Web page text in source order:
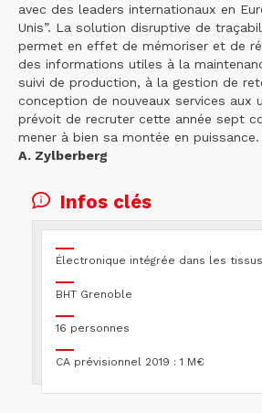
avec des leaders internationaux en
Unis”. La solution disruptive de
permet en effet de mémoriser et de
des informations utiles à la
suivi de production, à la gestion de
conception de nouveaux services aux
prévoit de recruter cette année sept
mener à bien sa montée en puissance.
A. Zylberberg
Infos clés
Électronique intégrée dans les
BHT Grenoble
16 personnes
CA prévisionnel 2019 : 1 M€